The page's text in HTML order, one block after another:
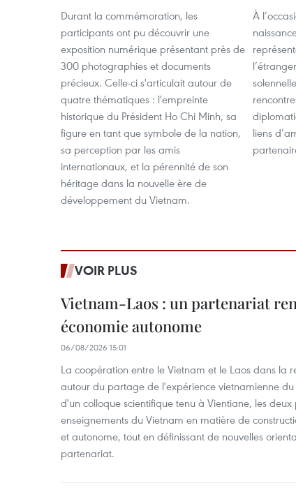
Durant la commémoration, les
participants ont pu découvrir une
exposition numérique présentant près de
300 photographies et documents
précieux. Celle-ci s'articulait autour de
quatre thématiques : l'empreinte
historique du Président Ho Chi Minh, sa
figure en tant que symbole de la nation,
sa perception par les amis
internationaux, et la pérennité de son
héritage dans la nouvelle ère de
développement du Vietnam.
À
liens
VOIR PLUS
Vietnam-Laos : un partenariat
économie autonome
06/08/2026 15:01
La coopération entre le Vietnam et le Laos dans la
autour du partage de l'expérience vietnamienne
d'un colloque scientifique tenu à Vientiane, les
enseignements du Vietnam en matière de
et autonome, tout en définissant de nouvelles
partenariat.